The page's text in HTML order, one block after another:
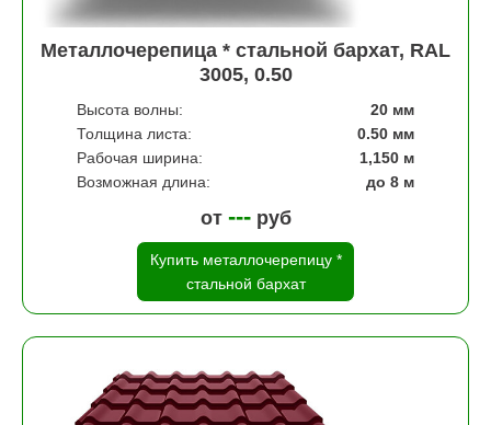
Металлочерепица * стальной бархат, RAL
3005, 0.50
Высота волны:
20 мм
Толщина листа:
0.50 мм
Рабочая ширина:
1,150 м
Возможная длина:
до 8 м
от ---руб
Купить металлочерепицу *
стальной бархат